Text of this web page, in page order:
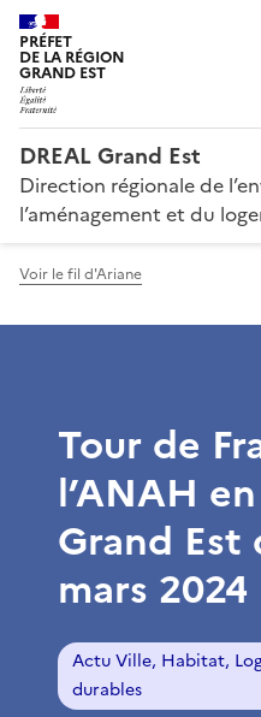
PRÉFET
DE LA RÉGION
GRAND EST
DREAL Grand Est
Direction régionale de
l’aménagement et du
Voir le fil d'Ariane
Tour de
l’ANAH
Grand Est
mars 2024
Actu Ville, Habitat,
durables